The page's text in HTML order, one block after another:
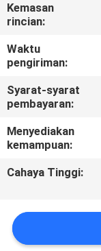
KONTROL
KUALITAS
HUBUNGI
SITEMAP
Kemasan
rincian:
Waktu
pengiriman:
Syarat-syarat
pembayaran:
Menyediakan
kemampuan:
Cahaya Tinggi: